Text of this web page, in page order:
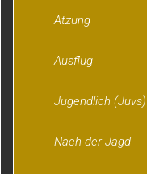
Atzung
Ausflug
Jugendlich (Juvs)
Nach der Jagd